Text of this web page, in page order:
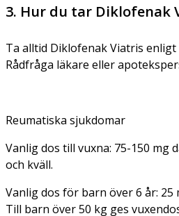
3. Hur du tar Diklofenak
Ta alltid Diklofenak Viatris
Rådfråga läkare eller
Reumatiska sjukdomar
Vanlig dos till vuxna: 75-150 mg
och kväll.
Vanlig dos för barn över 6 år: 25
Till barn över 50 kg ges